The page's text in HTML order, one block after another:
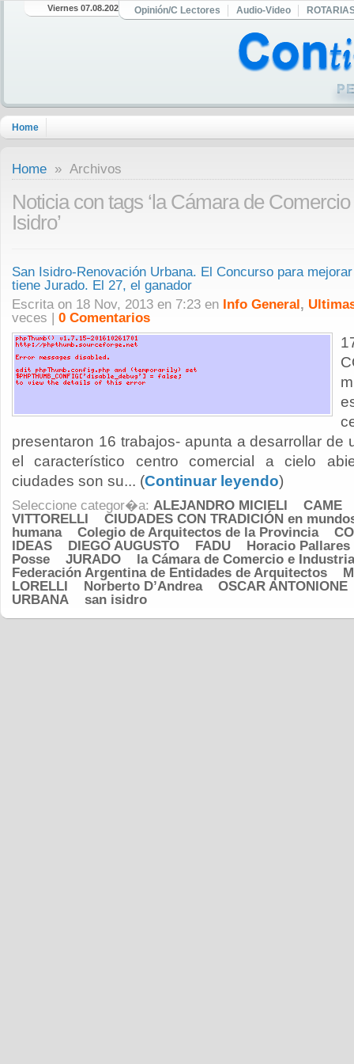
Viernes 07.08.2026 Opinión/C Lectores Audio-Video
Home
Home » Archivos
Noticia con tags ‘la Cámara de
Isidro’
San Isidro-Renovación Urbana. El Concurso para
tiene Jurado. El 27, el ganador
Escrita on 18 Nov, 2013 en 7:23 en Info General,
veces | 0 Comentarios
presentaron 16 trabajos- apunta a desarrollar de
el característico centro comercial a cielo
ciudades son su... (Continuar leyendo)
Seleccione categor�a: ALEJANDRO MICIELI
CAME
VITTORELLI
CIUDADES CON TRADICIÓN en
humana
Colegio de Arquitectos de la Provincia
IDEAS
DIEGO AUGUSTO FADU
Horacio Pallares
Posse
JURADO
la Cámara de Comercio e
Federación Argentina de Entidades de Arquitectos
LORELLI
Norberto D’Andrea
OSCAR ANTONIONE
URBANA
san isidro